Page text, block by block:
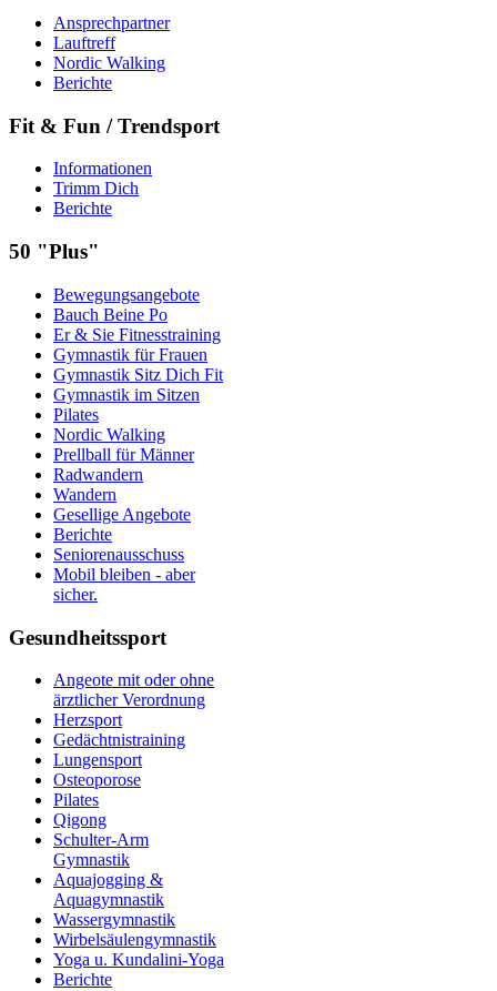
Ansprechpartner
Lauftreff
Nordic Walking
Berichte
Fit & Fun / Trendsport
Informationen
Trimm Dich
Berichte
50 "Plus"
Bewegungsangebote
Bauch Beine Po
Er & Sie Fitnesstraining
Gymnastik für Frauen
Gymnastik Sitz Dich Fit
Gymnastik im Sitzen
Pilates
Nordic Walking
Prellball für Männer
Radwandern
Wandern
Gesellige Angebote
Berichte
Seniorenausschuss
Mobil bleiben - aber
sicher.
Gesundheitssport
Angeote mit oder ohne
ärztlicher Verordnung
Herzsport
Gedächtnistraining
Lungensport
Osteoporose
Pilates
Qigong
Schulter-Arm
Gymnastik
Aquajogging &
Aquagymnastik
Wassergymnastik
Wirbelsäulengymnastik
Yoga u. Kundalini-Yoga
Berichte